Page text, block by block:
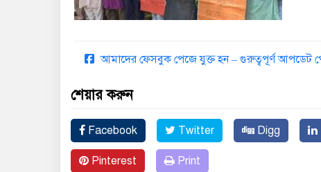
আমাদের ফেসবুক পেজে যুক্ত হন – গুরুত্বপূর্ণ আপডেট
শেয়ার করুন
Facebook Twitter Digg
Pinterest Print